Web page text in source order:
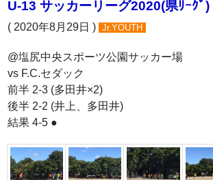
U-13 サッカーリーグ2020(県ﾘｰｸﾞ)
( 2020年8月29日 ) Jr.YOUTH
@塩尻中央スポーツ公園サッカー場
vs F.C.セダック
前半 2-3 (多田井×2)
後半 2-2 (井上、多田井)
結果 4-5 ●